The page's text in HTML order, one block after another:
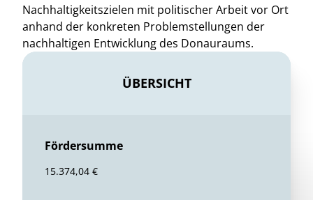
Nachhaltigkeitszielen mit politischer Arbeit vor Ort
anhand der konkreten Problemstellungen der
nachhaltigen Entwicklung des Donauraums.
ÜBERSICHT
Fördersumme
15.374,04 €